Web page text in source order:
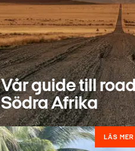
Vår guide till
Södra Afrika
LÄS MER